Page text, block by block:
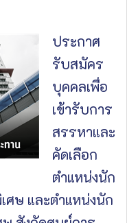
ประกาศ
รับสมัคร
บุคคลเพื่อ
เข้ารับการ
สรรหาและ
คัดเลือก
ตำแหน่งนัก
ษ และตำแหน่งนัก